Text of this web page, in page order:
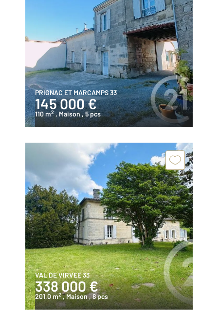
PRIGNAC ET MARCAMPS 33
145 000 €
110 m2 , Maison, 5 pcs
VAL DE VIRVEE 33
338 000 €
201,0 m2 , Maison, 8 pcs